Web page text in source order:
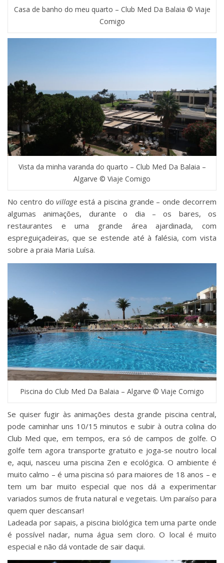
Casa de banho do meu quarto – Club Med Da Balaia © Viaje
Comigo
Vista da minha varanda do quarto – Club Med Da Balaia –
Algarve © Viaje Comigo
No centro dovillage está a piscina grande – onde decorrem
algumas animações, durante o dia – os bares, os
restaurantes e uma grande área ajardinada, com
espreguiçadeiras, que se estende até à falésia, com vista
sobre a praia Maria Luísa.
Piscina do Club Med Da Balaia – Algarve © Viaje Comigo
Se quiser fugir às animações desta grande piscina central,
pode caminhar uns 10/15 minutos e subir à outra colina do
Club Med que, em tempos, era só de campos de golfe. O
golfe tem agora transporte gratuito e joga-se noutro local
e, aqui, nasceu uma piscina Zen e ecológica. O ambiente é
muito calmo – é uma piscina só para maiores de 18 anos – e
tem um bar muito especial que nos dá a experimentar
variados sumos de fruta natural e vegetais. Um paraíso para
quem quer descansar!
Ladeada por sapais, a piscina biológica tem uma parte onde
é possível nadar, numa água sem cloro. O local é muito
especial e não dá vontade de sair daqui.